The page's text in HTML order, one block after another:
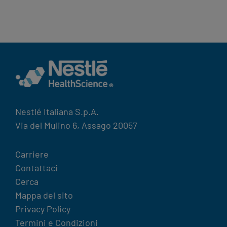
Nestlé Italiana S.p.A.
Via del Mulino 6, Assago 20057
Legal
Carriere
Contattaci
Terms
&
Condition
footer
Cerca
Mappa del sito
Privacy Policy
Termini e Condizioni